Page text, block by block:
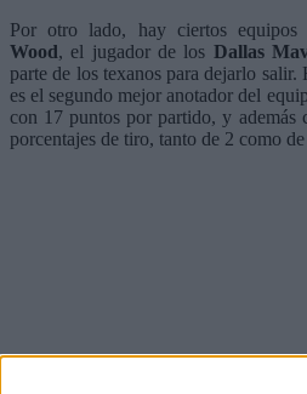
Por otro lado, hay ciertos equipos
Wood, el jugador de los Dallas
parte de los texanos para dejarlo
es el segundo mejor anotador del
con 17 puntos por partido, y además
porcentajes de tiro, tanto de 2 como